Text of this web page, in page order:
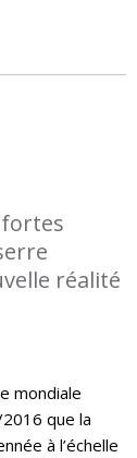
fortes
réalité
mondiale
que la
à l’échelle